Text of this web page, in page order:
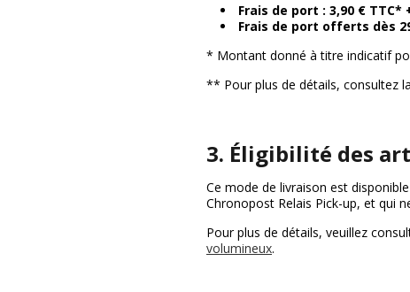
Frais de port : 3,90 €
Frais de port offerts dès
* Montant donné à titre indicatif
** Pour plus de détails, consultez la
3. Éligibilité des
Ce mode de livraison est
Chronopost Relais Pick-up, et qui
Pour plus de détails, veuillez
volumineux.